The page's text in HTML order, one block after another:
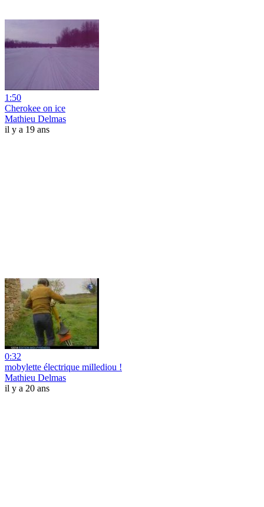
1:50
Cherokee on ice
Mathieu Delmas
il y a 19 ans
0:32
mobylette électrique millediou !
Mathieu Delmas
il y a 20 ans